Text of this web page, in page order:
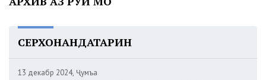
СЕРХОНАНДАТАРИН
13 декабр 2024, Ҷумъа